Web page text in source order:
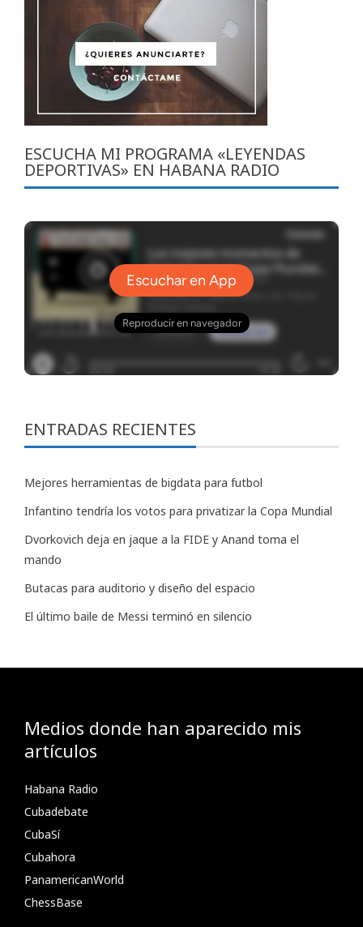
ESCUCHA MI PROGRAMA «LEYENDAS
DEPORTIVAS» EN HABANA RADIO
ENTRADAS RECIENTES
Mejores herramientas de bigdata para futbol
Infantino tendría los votos para privatizar la Copa Mundial
Dvorkovich deja en jaque a la FIDE y Anand toma el
mando
Butacas para auditorio y diseño del espacio
El último baile de Messi terminó en silencio
Medios donde han aparecido mis
artículos
Habana Radio
Cubadebate
CubaSí
Cubahora
PanamericanWorld
ChessBase